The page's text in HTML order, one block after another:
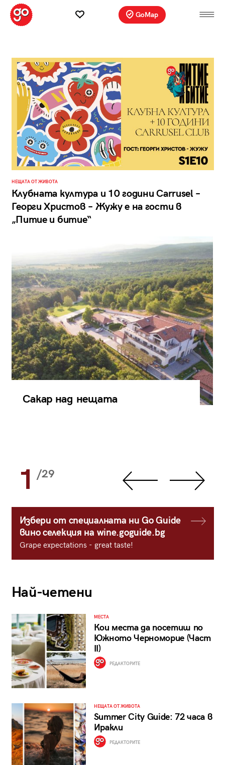
GoMap
НЕЩАТА ОТ ЖИВОТА
Клубната култура и 10 години Carrusel –
Георги Христов – Жужу е на гости в
„Питие и битие“
Сакар над нещата
1 /29
Избери от специалната ни Go Guide
вино селекция на wine.goguide.bg
Grape expectations - great taste!
Най-четени
МЕСТА
Кои места да посетиш по
Южното Черноморие (Част
II)
РЕДАКТОРИТЕ
НЕЩАТА ОТ ЖИВОТА
Summer City Guide: 72 часа в
Иракли
РЕДАКТОРИТЕ